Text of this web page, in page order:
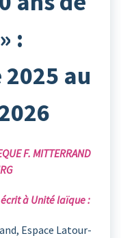
:
au
F. MITTERRAND
à Unité laïque:
Espace Latour-